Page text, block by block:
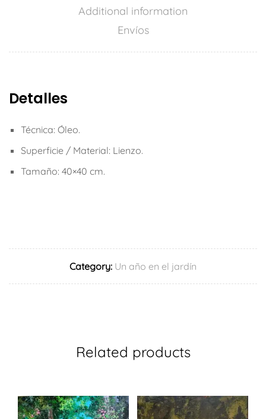
Additional information
Envíos
Detalles
Técnica: Óleo.
Superficie / Material: Lienzo.
Tamaño: 40×40 cm.
Category: Un año en el jardín
Related products